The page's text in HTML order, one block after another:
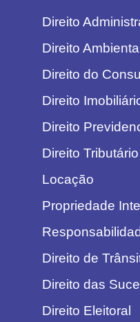
Direito
Direito Ambiental
Direito do
Direito
Direito
Direito Tributário
Locação
Propriedade
Direito de
Direito das
Direito Eleitoral